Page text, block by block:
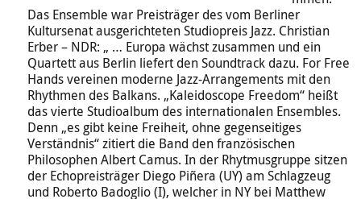
Das Ensemble war Preisträger des vom Berliner
Kultursenat ausgerichteten Studiopreis Jazz. Christian
Erber – NDR: „ … Europa wächst zusammen und ein
Quartett aus Berlin liefert den Soundtrack dazu. For Free
Hands vereinen moderne Jazz-Arrangements mit den
Rhythmen des Balkans. „Kaleidoscope Freedom“ heißt
das vierte Studioalbum des internationalen Ensembles.
Denn „es gibt keine Freiheit, ohne gegenseitiges
Verständnis“ zitiert die Band den französischen
Philosophen Albert Camus. In der Rhytmusgruppe sitzen
der Echopreisträger Diego Piñera (UY) am Schlagzeug
und Roberto Badoglio (I), welcher in NY bei Matthew